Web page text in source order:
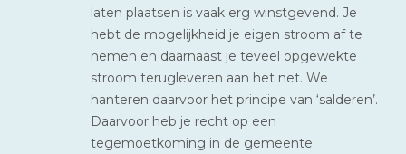
laten plaatsen is vaak erg winstgevend. Je
hebt de mogelijkheid je eigen stroom af te
nemen en daarnaast je teveel opgewekte
stroom terugleveren aan het net. We
hanteren daarvoor het principe van ‘salderen’.
Daarvoor heb je recht op een
tegemoetkoming in de gemeente